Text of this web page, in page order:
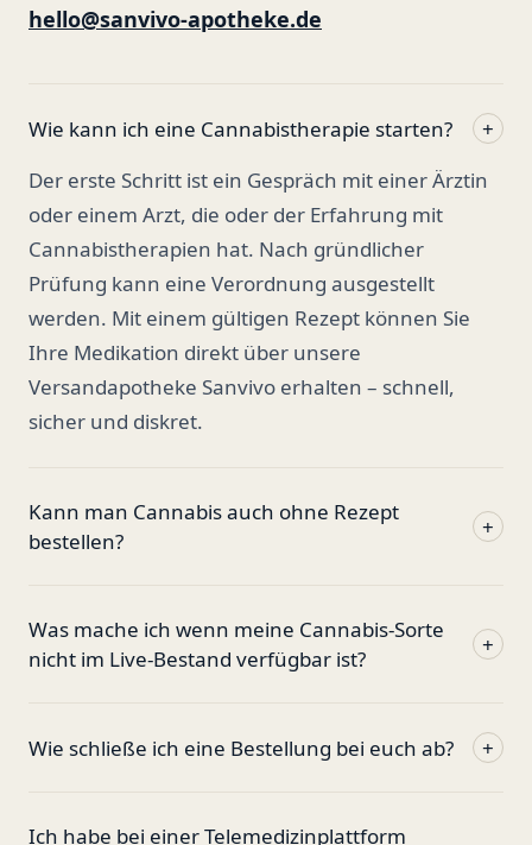
hello@sanvivo-apotheke.de
Wie kann ich eine Cannabistherapie starten?
+
Der erste Schritt ist ein Gespräch mit einer Ärztin
oder einem Arzt, die oder der Erfahrung mit
Cannabistherapien hat. Nach gründlicher
Prüfung kann eine Verordnung ausgestellt
werden. Mit einem gültigen Rezept können Sie
Ihre Medikation direkt über unsere
Versandapotheke Sanvivo erhalten – schnell,
sicher und diskret.
Kann man Cannabis auch ohne Rezept
bestellen?
+
Was mache ich wenn meine Cannabis-Sorte
nicht im Live-Bestand verfügbar ist?
+
Wie schließe ich eine Bestellung bei euch ab? +
Ich habe bei einer Telemedizinplattform